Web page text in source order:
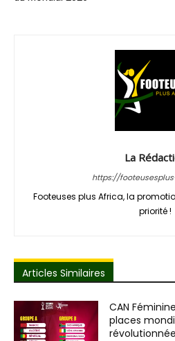
La
https://
Footeuses plus Africa, la
priorité !
Articles Similaires
CAN
places
révolutionnée